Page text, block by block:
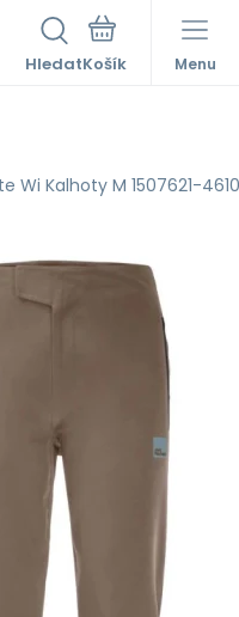
Hledat Menu
Wi Kalhoty M 1507621-4610